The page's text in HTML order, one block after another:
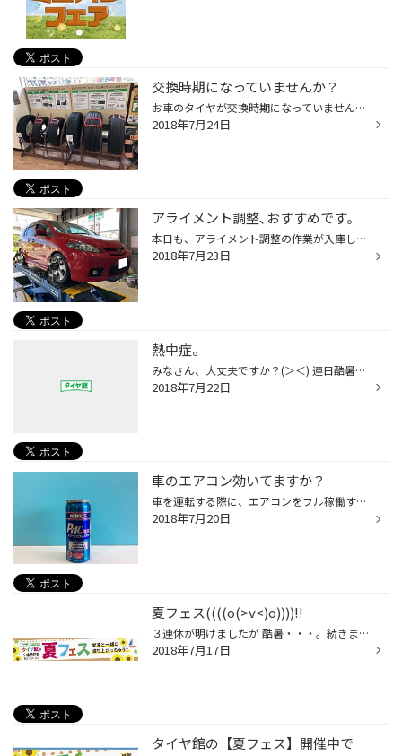
交換時期になっていませんか？
お車のタイヤが交換時期になっていませんか？ 乗用車タイヤの場合、法令により残り溝が1.6ｍｍまで 減ったタイヤはお使いいただけません（使用限度）。 また、タイヤの溝が減ると雨の日の、止まるまでの距離は 長くなりますので、1.6ｍｍの使用限度に達する前に 新品タイヤへの交換をお勧めいたしま...
2018年7月24日
アライメント調整､おすすめです。
本日も、アライメント調整の作業が入庫しました。 タイヤ館では、新品タイヤへの交換と同時に ４輪アライメントの測定＆調整をおすすめしております。 車には前輪・後輪に各々の角度が決められています。 その角度が走行による経年変化や様々な衝撃により ズレが発生する場合がありますので、新品タ...
2018年7月23日
熱中症。
みなさん、大丈夫ですか？(＞＜) 連日酷暑ではありますが 水分、休息、塩分。 摂らないと倒れてしまいますので 気をつけてくださいね(＞＜) タイヤ館もピットは、暑いです！笑 暑い中、ご来店頂き 誠にありがとうございます。 夏フェス・集中得市は 来週の日曜日まで 開催しております(･ω・)！♪ ま...
2018年7月22日
車のエアコン効いてますか？
車を運転する際に、エアコンをフル稼働するこの時期にピッタリの商品のご紹介♪ 最近、エアコンの効きが悪くなったかな？ と、お感じになっている方もいらっしゃると思います。 そんな、あなたにオススメの商品がコチラ！→『WAKO'S PACPLUS』 この缶の中には、約1年間で抜けてしまう『エアコンガス』...
2018年7月20日
夏フェス((((o(>v<)o))))!!
３連休が明けましたが 酷暑・・・。続きますね(：；) プールにでも入りたい勢いです。笑 ３連休、お出かけなさった方も 多いかと思います！ 海でビールとか、飲みたい佐々木です。笑 エアコンをつけないと車内は暑くて 大変ですよね・・・(・＿・)汗 乗った瞬間のモワ～ン。も耐えられないです。笑 ...
2018年7月17日
タイヤ館の【夏フェス】開催中で